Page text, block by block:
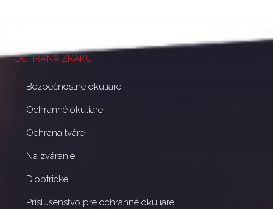
OCHRANA ZRAKU
Bezpečnostné okuliare
Ochranné okuliare
Ochrana tváre
Na zváranie
Dioptrické
Príslušenstvo pre ochranné okuliare